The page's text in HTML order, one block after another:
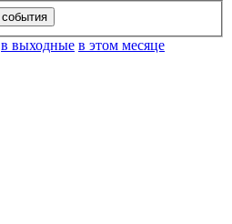
в выходные в этом месяце